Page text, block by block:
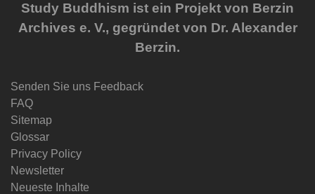
Study Buddhism ist ein Projekt von Berzin
Archives e. V., gegründet von Dr. Alexander
Berzin.
Senden Sie uns Feedback
FAQ
Sitemap
Glossar
Privacy Policy
Newsletter
Neueste Inhalte